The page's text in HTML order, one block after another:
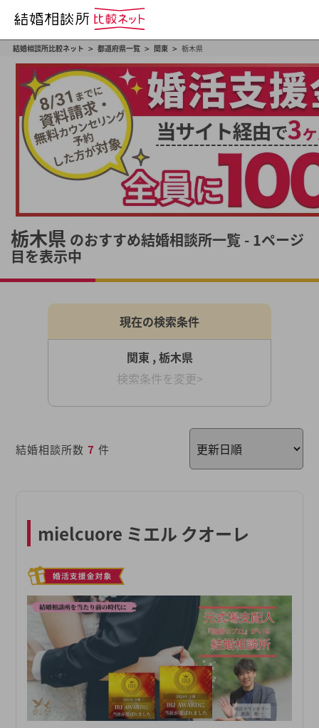
結婚相談所比較ネット > 都道府県一覧 > 関東 > 栃木県
栃木県 のおすすめ結婚相談所一覧 - 1ページ
目を表示中
現在の検索条件
関東 , 栃木県
検索条件を変更>
結婚相談所数 7 件
mielcuore ミエル クオーレ